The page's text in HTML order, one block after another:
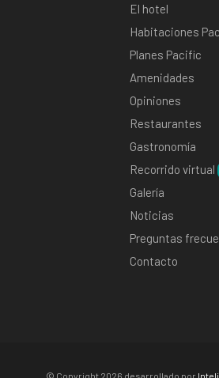
El hotel
Habitaciones
Planes Pacific
Amenidades
Opiniones
Restaurantes
Gastronomía
Recorrido virtual
Galería
Noticias
Preguntas
Contacto
© Copyright 2026 desarrollado por